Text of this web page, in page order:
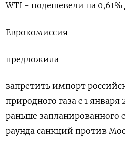
WTI - подешевели на 0,61%
Еврокомиссия
предложила
запретить импорт
природного газа с 1 января
раньше запланированного
раунда санкций против